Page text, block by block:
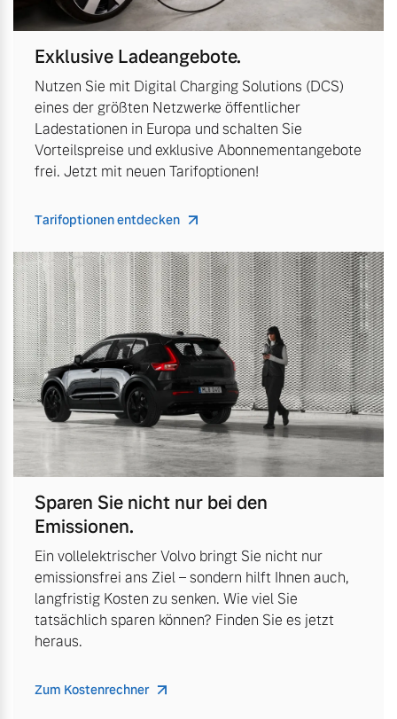
Exklusive Ladeangebote.
Nutzen Sie mit Digital Charging Solutions (DCS)
eines der größten Netzwerke öffentlicher
Ladestationen in Europa und schalten Sie
Vorteilspreise und exklusive Abonnementangebote
frei. Jetzt mit neuen Tarifoptionen!
Tarifoptionen entdecken
Sparen Sie nicht nur bei den
Emissionen.
Ein vollelektrischer Volvo bringt Sie nicht nur
emissionsfrei ans Ziel – sondern hilft Ihnen auch,
langfristig Kosten zu senken. Wie viel Sie
tatsächlich sparen können? Finden Sie es jetzt
heraus.
Zum Kostenrechner